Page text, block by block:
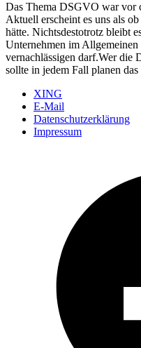
Das Thema DSGVO war vor
Aktuell erscheint es uns als
hätte. Nichtsdestotrotz bleibt
Unternehmen im
vernachlässigen darf.Wer die
sollte in jedem Fall planen
XING
E-Mail
Datenschutzerklärung
Impressum